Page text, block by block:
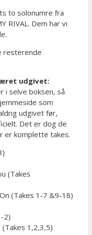
to solonumre fra
RIVAL. Dem har vi
resterende
udgivet:
i selve boksen, så
som
udgivet før,
Det er dog de
er komplette takes.
(Takes
(Takes 1-7 &9-18)
2)
(Takes 1,2,3,5)